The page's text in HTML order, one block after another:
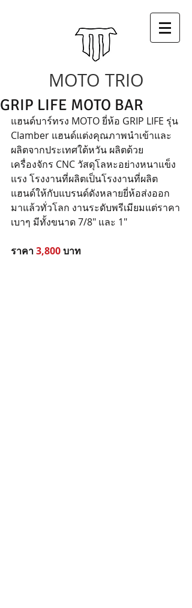
MOTO TRIO
GRIP LIFE MOTO BAR
แฮนด์บาร์ทรง MOTO ยี่ห้อ GRIP LIFE รุ่น
Clamber แฮนด์แต่งคุณภาพนำเข้าและ
ผลิตจากประเทศใต้หวัน ผลิตด้วย
เครื่องจักร CNC วัสดุโลหะอย่างหนาแข็ง
แรง โรงงานที่ผลิตเป็นโรงงานที่ผลิต
แฮนด์ให้กับแบรนด์ดังหลายยี่ห้อส่งออก
มาแล้วทั่วโลก งานระดับพรีเมียมแต่ราคา
เบาๆ มีทั้งขนาด 7/8" และ 1"
ราคา 3,800 บาท